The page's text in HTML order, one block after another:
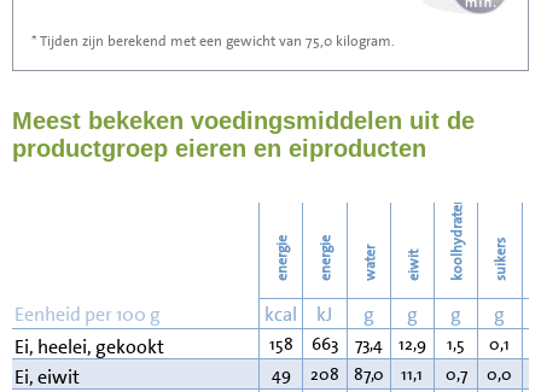
Stofzuigen
Strijken 30
34
* Tijden zijn berekend met een gewicht van 75,0 kilogram.
Meest bekeken voedingsmiddelen uit de
productgroep eieren en eiproducten
energie energie water eiwit koolhydraten suikers
Eenheid per 100 g kcal kJ g g g g
Ei, heelei, gekookt
158 663 73,4 12,9 1,5 0,1
Ei, eiwit 49 208 87,0 11,1 0,7 0,0